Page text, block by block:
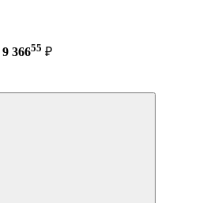
9 36655 ₽